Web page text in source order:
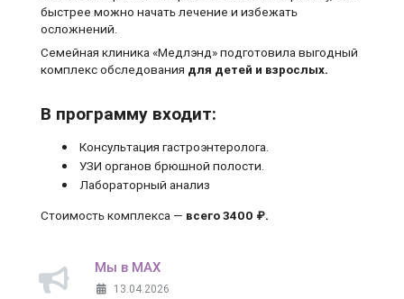
быстрее можно начать лечение и избежать
осложнений.
Семейная клиника «Медлэнд» подготовила выгодный
комплекс обследования для детей и взрослых.
В программу входит:
Консультация гастроэнтеролога.
УЗИ органов брюшной полости.
Лабораторный анализ
Стоимость комплекса — всего 3400 ₽.
Мы в MAX
13.04.2026